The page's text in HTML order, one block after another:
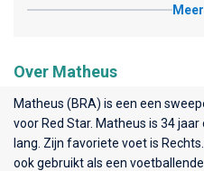
Over Matheus
Matheus (BRA) is een een
voor Red Star. Matheus is 34
lang. Zijn favoriete voet is
ook gebruikt als een